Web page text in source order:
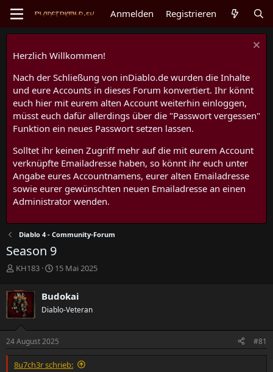
Anmelden Registrieren
Herzlich Willkommen!
Nach der Schließung von inDiablo.de wurden die Inhalte
und eure Accounts in dieses Forum konvertiert. Ihr könnt
euch hier mit eurem alten Account weiterhin einloggen,
müsst euch dafür allerdings über die "Passwort vergessen"
Funktion ein neues Passwort setzen lassen.
Solltet ihr keinen Zugriff mehr auf die mit eurem Account
verknüpfte Emailadresse haben, so könnt ihr euch unter
Angabe eures Accountnamens, eurer alten Emailadresse
sowie eurer gewünschten neuen Emailadresse an einen
Administrator wenden.
Diablo 4 - Community-Forum
Season 9
E
s
t
e
l
l
e
r
KH183
E
t
e
l
t
a
m
15 Mai 2025
Budokai
Diablo-Veteran
24 August 2025 #81
8u7ch3r schrieb: